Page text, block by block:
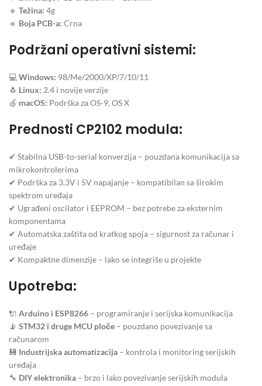
🔹 Težina: 4g
🔹 Boja PCB-a: Crna
Podržani operativni sistemi:
💻 Windows: 98/Me/2000/XP/7/10/11
🐧 Linux: 2.4 i novije verzije
🍏 macOS: Podrška za OS-9, OS X
Prednosti CP2102 modula:
✔ Stabilna USB-to-serial konverzija – pouzdana komunikacija sa
mikrokontrolerima
✔ Podrška za 3.3V i 5V napajanje – kompatibilan sa širokim
spektrom uređaja
✔ Ugrađeni oscilator i EEPROM – bez potrebe za eksternim
komponentama
✔ Automatska zaštita od kratkog spoja – sigurnost za računar i
uređaje
✔ Kompaktne dimenzije – lako se integriše u projekte
Upotreba:
🔌 Arduino i ESP8266 – programiranje i serijska komunikacija
📡 STM32 i druge MCU ploče – pouzdano povezivanje sa
računarom
💾 Industrijska automatizacija – kontrola i monitoring serijskih
uređaja
🔧 DIY elektronika – brzo i lako povezivanje serijskih modula